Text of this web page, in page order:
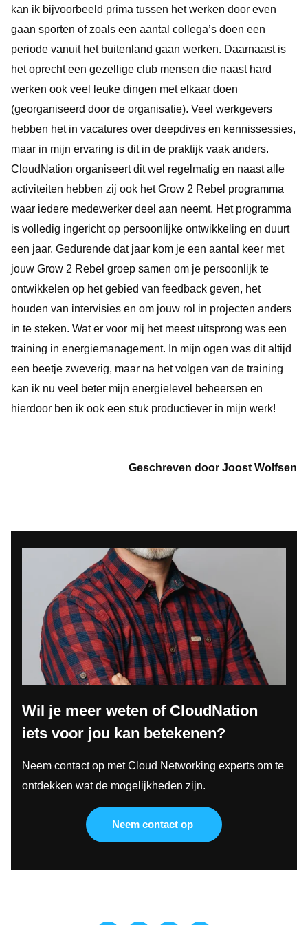
kan ik bijvoorbeeld prima tussen het werken door even
gaan sporten of zoals een aantal collega’s doen een
periode vanuit het buitenland gaan werken. Daarnaast is
het oprecht een gezellige club mensen die naast hard
werken ook veel leuke dingen met elkaar doen
(georganiseerd door de organisatie). Veel werkgevers
hebben het in vacatures over deepdives en kennissessies,
maar in mijn ervaring is dit in de praktijk vaak anders.
CloudNation organiseert dit wel regelmatig en naast alle
activiteiten hebben zij ook het Grow 2 Rebel programma
waar iedere medewerker deel aan neemt. Het programma
is volledig ingericht op persoonlijke ontwikkeling en duurt
een jaar. Gedurende dat jaar kom je een aantal keer met
jouw Grow 2 Rebel groep samen om je persoonlijk te
ontwikkelen op het gebied van feedback geven, het
houden van intervisies en om jouw rol in projecten anders
in te steken. Wat er voor mij het meest uitsprong was een
training in energiemanagement. In mijn ogen was dit altijd
een beetje zweverig, maar na het volgen van de training
kan ik nu veel beter mijn energielevel beheersen en
hierdoor ben ik ook een stuk productiever in mijn werk!
Geschreven door Joost Wolfsen
Wil je meer weten of CloudNation
iets voor jou kan betekenen?
Neem contact op met Cloud Networking experts om te
ontdekken wat de mogelijkheden zijn.
Neem contact op